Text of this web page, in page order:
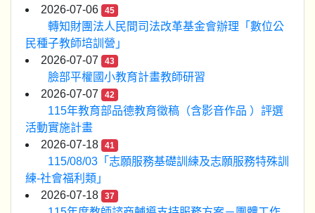
2026-07-06 45
轉知財團法人民間司法改革基金會辦理「數位公
民種子教師培訓營」
2026-07-07
43
臉部平權國小教育計畫教師研習
2026-07-07
42
115年教育部品德教育徵稿（含影音作品 ）評選
活動實施計畫
2026-07-18
41
115/08/03「志願服務基礎訓練及志願服務特殊訓
練-社會福利類」
2026-07-18
37